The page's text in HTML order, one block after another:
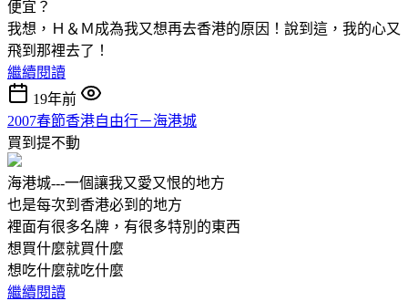
便宜？
我想，Ｈ＆Ｍ成為我又想再去香港的原因！說到這，我的心又
飛到那裡去了！
繼續閱讀
19年前
2007春節香港自由行－海港城
買到提不動
海港城---一個讓我又愛又恨的地方
也是每次到香港必到的地方
裡面有很多名牌，有很多特別的東西
想買什麼就買什麼
想吃什麼就吃什麼
繼續閱讀